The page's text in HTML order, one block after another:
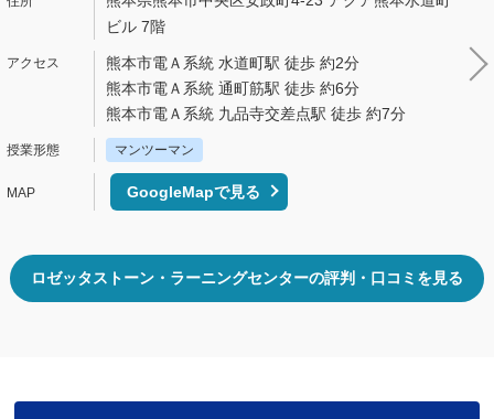
ビル 7階
熊本市電Ａ系統 水道町駅 徒歩 約2分
熊本市電Ａ系統 通町筋駅 徒歩 約6分
熊本市電Ａ系統 九品寺交差点駅 徒歩 約7分
マンツーマン
GoogleMapで見る
ロゼッタストーン・ラーニングセンターの評判・口コミを見る